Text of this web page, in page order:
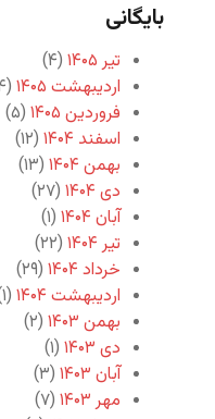
بایگانی
تیر ۱۴۰۵
(۴)
اردیبهشت ۱۴۰۵
(۴)
فروردین ۱۴۰۵
(۵)
اسفند ۱۴۰۴
(۱۲)
بهمن ۱۴۰۴
(۱۳)
دی ۱۴۰۴
(۲۷)
آبان ۱۴۰۴
(۱)
تیر ۱۴۰۴
(۲۲)
خرداد ۱۴۰۴
(۲۹)
اردیبهشت ۱۴۰۴
(۱)
بهمن ۱۴۰۳
(۲)
دی ۱۴۰۳
(۱)
آبان ۱۴۰۳
(۳)
مهر ۱۴۰۳
(۷)